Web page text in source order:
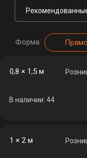
Форма
0,8 × 1,5 м
В наличии: 44
1 × 2 м